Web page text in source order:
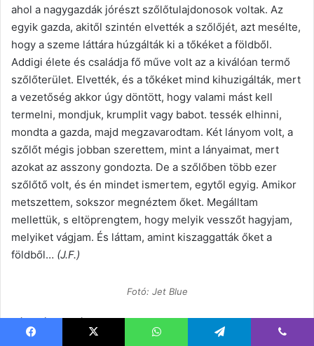
ahol a nagygazdák jórészt szőlőtulajdonosok voltak. Az
egyik gazda, akitől szintén elvették a szőlőjét, azt mesélte,
hogy a szeme láttára húzgálták ki a tőkéket a földből.
Addigi élete és családja fő műve volt az a kiválóan termő
szőlőterület. Elvették, és a tőkéket mind kihuzigálták, mert
a vezetőség akkor úgy döntött, hogy valami mást kell
termelni, mondjuk, krumplit vagy babot. tessék elhinni,
mondta a gazda, majd megzavarodtam. Két lányom volt, a
szőlőt mégis jobban szerettem, mint a lányaimat, mert
azokat az asszony gondozta. De a szőlőben több ezer
szőlőtő volt, és én mindet ismertem, egytől egyig. Amikor
metszettem, sokszor megnéztem őket. Megálltam
mellettük, s eltöprengtem, hogy melyik vesszőt hagyjam,
melyiket vágjam. És láttam, amint kiszaggatták őket a
földből… (J.F.)
Fotó: Jet Blue
Két skót beszélget:
– Képzeld, a nagybátyám most repült haza Kaliforniából